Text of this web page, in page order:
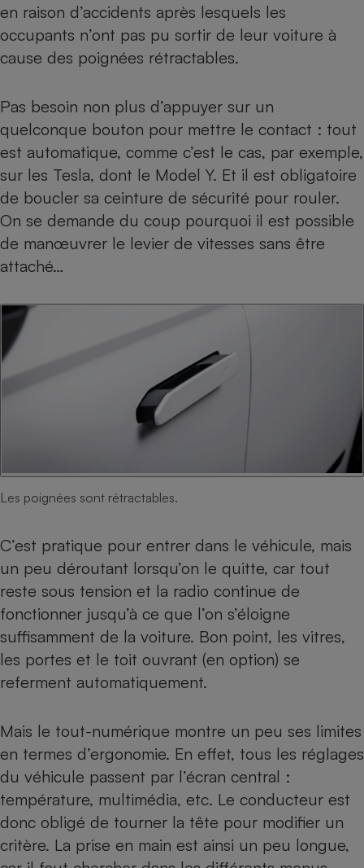
en raison d’accidents après lesquels les
occupants n’ont pas pu sortir de leur voiture à
cause des poignées rétractables.
Pas besoin non plus d’appuyer sur un
quelconque bouton pour mettre le contact : tout
est automatique, comme c’est le cas, par exemple,
sur les Tesla, dont le Model Y. Et il est obligatoire
de boucler sa ceinture de sécurité pour rouler.
On se demande du coup pourquoi il est possible
de manœuvrer le levier de vitesses sans être
attaché…
Les poignées sont rétractables.
C’est pratique pour entrer dans le véhicule, mais
un peu déroutant lorsqu’on le quitte, car tout
reste sous tension et la radio continue de
fonctionner jusqu’à ce que l’on s’éloigne
suffisamment de la voiture. Bon point, les vitres,
les portes et le toit ouvrant (en option) se
referment automatiquement.
Mais le tout-numérique montre un peu ses limites
en termes d’ergonomie. En effet, tous les réglages
du véhicule passent par l’écran central :
température, multimédia, etc. Le conducteur est
donc obligé de tourner la tête pour modifier un
critère. La prise en main est ainsi un peu longue,